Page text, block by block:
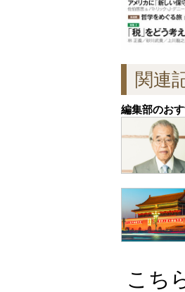
関連
編集部のお
こち